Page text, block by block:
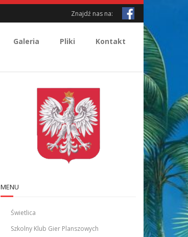
Znajdź nas na:
Galeria Pliki Kontakt
MENU
Świetlica
Szkolny Klub Gier Planszowych